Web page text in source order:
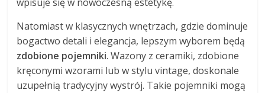
Natomiast w klasycznych wnętrzach, gdzie dominuje
bogactwo detali i elegancja, lepszym wyborem będą
zdobione pojemniki. Wazony z ceramiki, zdobione
kręconymi wzorami lub w stylu vintage, doskonale
uzupełnią tradycyjny wystrój. Takie pojemniki mogą